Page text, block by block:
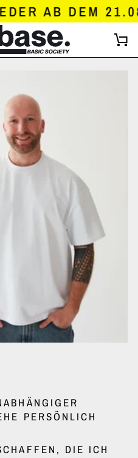
AB DEM 21.08.
PERSÖNLICH
DIE ICH